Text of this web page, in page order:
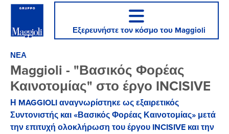
Εξερευνήστε τον κόσμο του Maggioli
ΝΕΑ
Maggioli - "Βασικός Φορέας
Καινοτομίας" στο έργο INCISIVE
Η MAGGIOLI αναγνωρίστηκε ως εξαιρετικός
Συντονιστής και «Βασικός Φορέας Καινοτομίας» μετά
την επιτυχή ολοκλήρωση του έργου INCISIVE και την